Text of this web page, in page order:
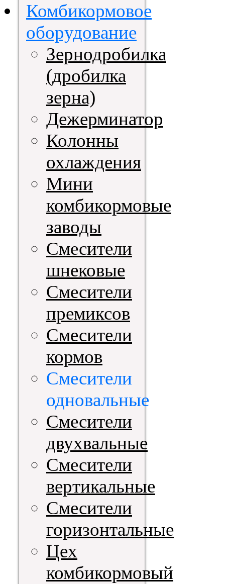
Комбикормовое
оборудование
Зернодробилка
(дробилка
зерна)
Дежерминатор
Колонны
охлаждения
Мини
комбикормовые
заводы
Смесители
шнековые
Смесители
премиксов
Смесители
кормов
Смесители
одновальные
Смесители
двухвальные
Смесители
вертикальные
Смесители
горизонтальные
Цех
комбикормовый